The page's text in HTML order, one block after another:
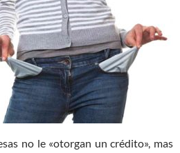
no le «otorgan un crédito», mas